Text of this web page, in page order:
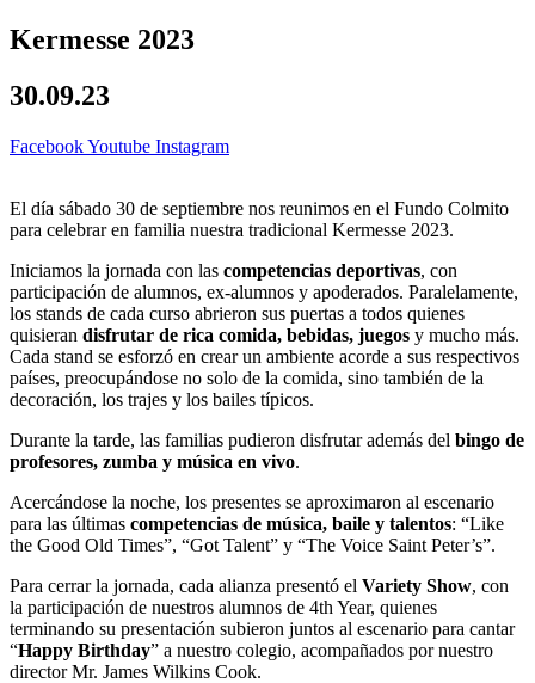
Kermesse 2023
30.09.23
FacebookYoutube Instagram
El día sábado 30 de septiembre nos reunimos en el Fundo Colmito
para celebrar en familia nuestra tradicional Kermesse 2023.
Iniciamos la jornada con las competencias deportivas, con
participación de alumnos, ex-alumnos y apoderados. Paralelamente,
los stands de cada curso abrieron sus puertas a todos quienes
quisieran disfrutar de rica comida, bebidas, juegos y mucho más.
Cada stand se esforzó en crear un ambiente acorde a sus respectivos
países, preocupándose no solo de la comida, sino también de la
decoración, los trajes y los bailes típicos.
Durante la tarde, las familias pudieron disfrutar además del bingo de
profesores, zumba y música en vivo.
Acercándose la noche, los presentes se aproximaron al escenario
para las últimas competencias de música, baile y talentos: “Like
the Good Old Times”, “Got Talent” y “The Voice Saint Peter’s”.
Para cerrar la jornada, cada alianza presentó el Variety Show, con
la participación de nuestros alumnos de 4th Year, quienes
terminando su presentación subieron juntos al escenario para cantar
“Happy Birthday” a nuestro colegio, acompañados por nuestro
director Mr. James Wilkins Cook.